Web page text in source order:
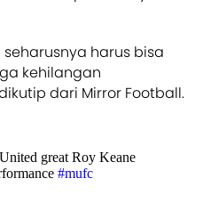
harus bisa
kehilangan
dari Mirror Football.
great Roy Keane
#mufc